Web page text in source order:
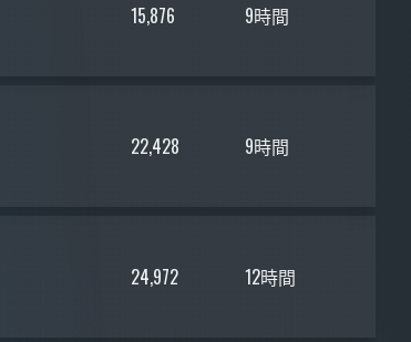
15,876 9時間
22,428 9時間
24,972 12時間